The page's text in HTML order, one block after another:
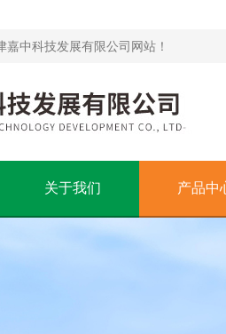
嘉中科技发展有限公司网站！
关于我们 产品中